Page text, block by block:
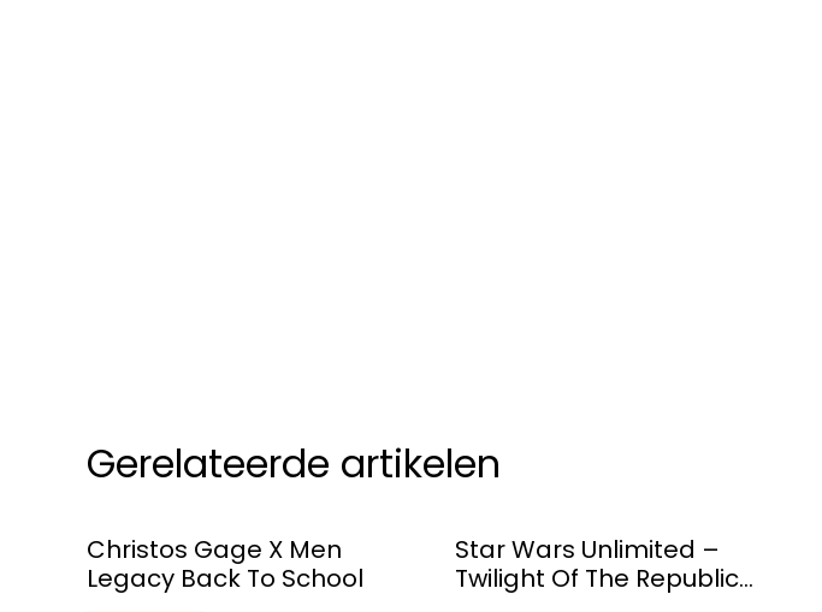
Gerelateerde artikelen
Christos Gage X Men
Legacy Back To School
Star Wars Unlimited –
Twilight Of The Republic